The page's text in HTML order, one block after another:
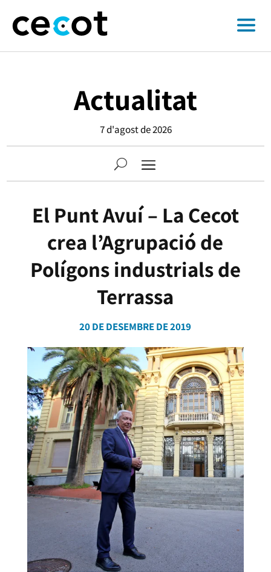
Actualitat
7 d'agost de 2026
El Punt Avuí – La Cecot
crea l’Agrupació de
Polígons industrials de
Terrassa
20 DE DESEMBRE DE 2019